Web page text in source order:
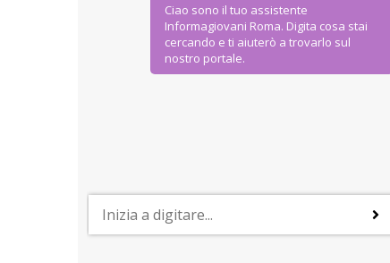
Ciao sono il tuo assistente
Informagiovani Roma. Digita cosa stai
cercando e ti aiuterò a trovarlo sul
nostro portale.
IoStudio. La Carta dello Studente